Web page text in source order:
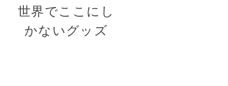
世界でここにし
かないグッズ